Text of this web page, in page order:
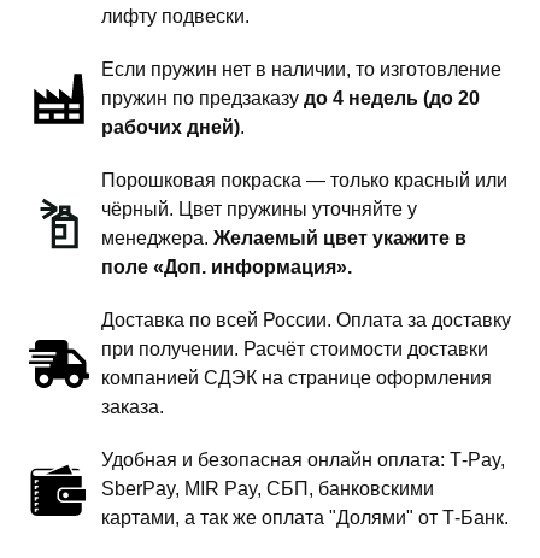
комфорт
лифту подвески.
Если пружин нет в наличии, то изготовление
пружин по предзаказу до 4 недель (до 20
рабочих дней).
Порошковая покраска — только красный или
чёрный. Цвет пружины уточняйте у
менеджера. Желаемый цвет укажите в
поле «Доп. информация».
Доставка по всей России. Оплата за доставку
при получении. Расчёт стоимости доставки
компанией СДЭК на странице оформления
заказа.
Удобная и безопасная онлайн оплата: T‑Pay,
SberPay, MIR Pay, СБП, банковскими
картами, а так же оплата "Долями" от Т-Банк.